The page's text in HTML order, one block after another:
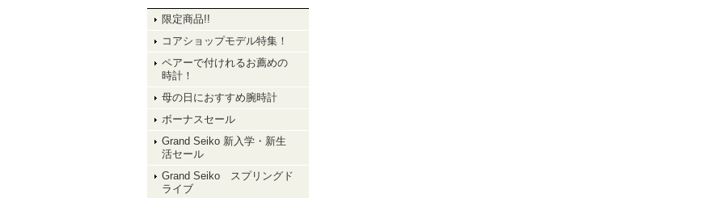
限定商品!!
コアショップモデル特集！
ペアーで付けれるお薦めの
時計！
母の日におすすめ腕時計
ボーナスセール
Grand Seiko 新入学・新生
活セール
Grand Seiko スプリングド
ライブ